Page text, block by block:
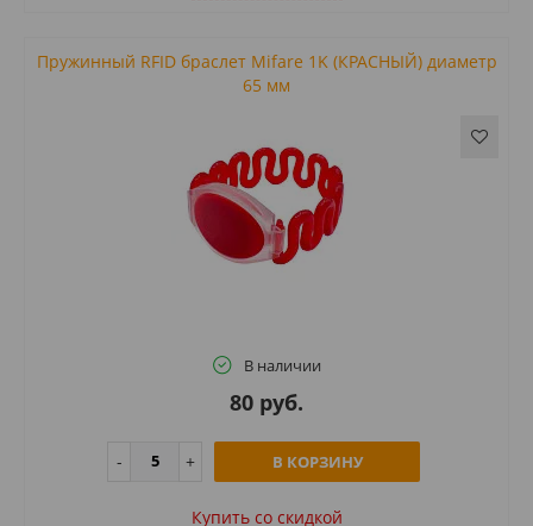
Пружинный RFID браслет Mifare 1K (КРАСНЫЙ) диаметр
65 мм
В наличии
80 руб.
В КОРЗИНУ
Купить cо скидкой